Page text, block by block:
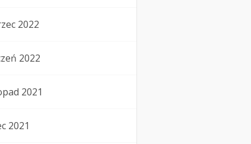
2022
2022
2021
2021